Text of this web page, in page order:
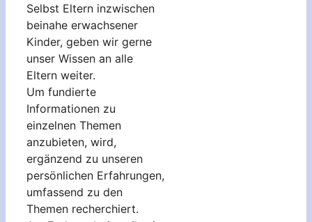
Selbst Eltern inzwischen
beinahe erwachsener
Kinder, geben wir gerne
unser Wissen an alle
Eltern weiter.
Um fundierte
Informationen zu
einzelnen Themen
anzubieten, wird,
ergänzend zu unseren
persönlichen Erfahrungen,
umfassend zu den
Themen recherchiert.